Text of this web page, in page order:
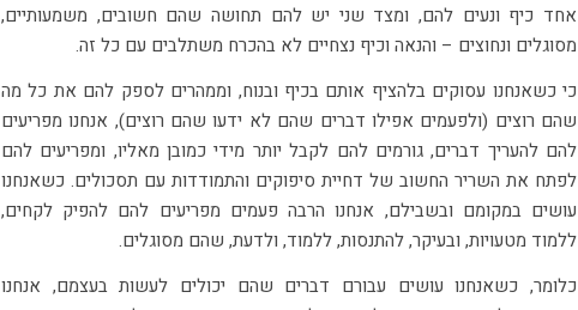
אחד כיף ונעים להם, ומצד שני יש להם תחושה שהם חשובים, משמעותיים,
מסוגלים ונחוצים – והנאה וכיף נצחיים לא בהכרח משתלבים עם כל זה.
כי כשאנחנו עסוקים בלהציף אותם בכיף ובנוח, וממהרים לספק להם את כל מה
שהם רוצים (ולפעמים אפילו דברים שהם לא ידעו שהם רוצים), אנחנו מפריעים
להם להעריך דברים, גורמים להם לקבל יותר מידי כמובן מאליו, ומפריעים להם
לפתח את השריר החשוב של דחיית סיפוקים והתמודדות עם תסכולים. כשאנחנו
עושים במקומם ובשבילם, אנחנו הרבה פעמים מפריעים להם להפיק לקחים,
ללמוד מטעויות, ובעיקר, להתנסות, ללמוד, ולדעת, שהם מסוגלים.
כלומר, כשאנחנו עושים עבורם דברים שהם יכולים לעשות בעצמם, אנחנו